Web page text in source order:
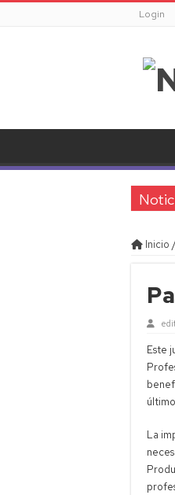
Login
Inicio
Este
La